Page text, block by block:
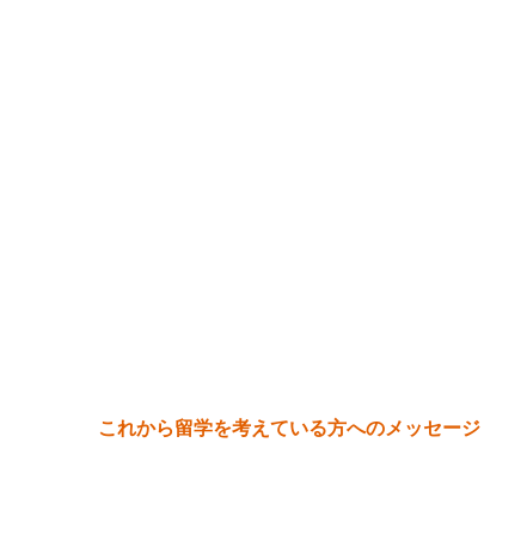
これから留学を考えている方へのメッセージ